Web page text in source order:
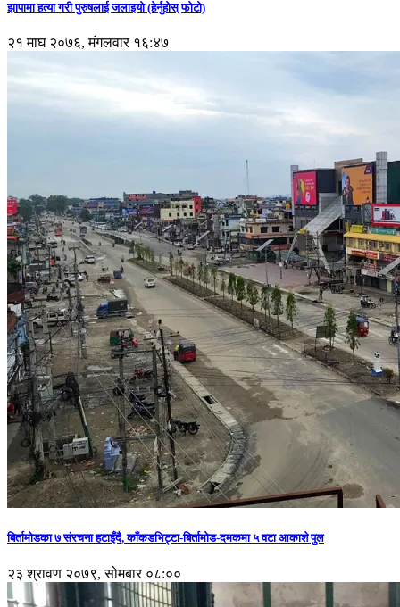
झापामा हत्या गरी पुरुषलाई जलाइयो (हेर्नुहाेस् फाेटाे)
२१ माघ २०७६, मंगलवार १६:४७
बिर्तामोडका ७ संरचना हटाइँदै, काँकडभिट्टा-बिर्तामोड-दमकमा ५ वटा आकाशे पुल
२३ श्रावण २०७९, सोमबार ०८:००